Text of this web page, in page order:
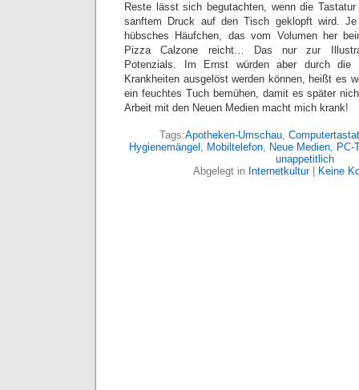
Reste lässt sich begutachten, wenn die
sanftem Druck auf den Tisch geklopft wird.
hübsches Häufchen, das vom Volumen her
Pizza Calzone reicht… Das nur zur
Potenzials. Im Ernst würden aber durch die
Krankheiten ausgelöst werden können, heißt es
ein feuchtes Tuch bemühen, damit es später
Arbeit mit den Neuen Medien macht mich krank!
Tags:Apotheken-Umschau,
Hygienemängel , Mobiltelefon, Neue Medien, PC-
unappetitlich
Abgelegt in Internetkultur| Keine